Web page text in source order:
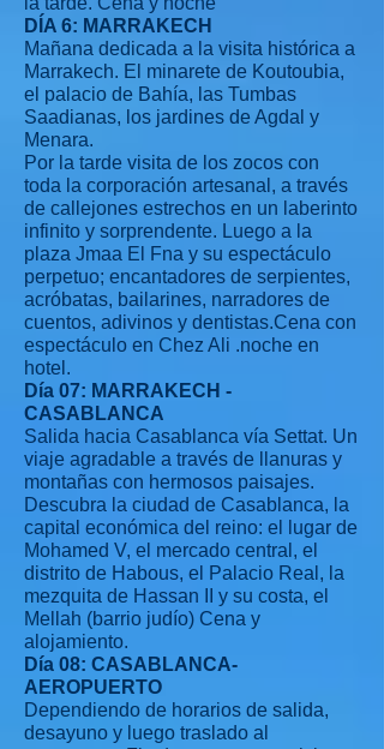
DÍA 6: MARRAKECH
Mañana dedicada a la visita histórica a
Marrakech. El minarete de Koutoubia,
el palacio de Bahía, las Tumbas
Saadianas, los jardines de Agdal y
Menara.
Por la tarde visita de los zocos con
toda la corporación artesanal, a través
de callejones estrechos en un laberinto
infinito y sorprendente. Luego a la
plaza Jmaa El Fna y su espectáculo
perpetuo; encantadores de serpientes,
acróbatas, bailarines, narradores de
cuentos, adivinos y dentistas.Cena con
espectáculo en Chez Ali .noche en
hotel.
Día 07: MARRAKECH -
CASABLANCA
Salida hacia Casablanca vía Settat. Un
viaje agradable a través de llanuras y
montañas con hermosos paisajes.
Descubra la ciudad de Casablanca, la
capital económica del reino: el lugar de
Mohamed V, el mercado central, el
distrito de Habous, el Palacio Real, la
mezquita de Hassan II y su costa, el
Mellah (barrio judío) Cena y
alojamiento.
Día 08: CASABLANCA-
AEROPUERTO
Dependiendo de horarios de salida,
desayuno y luego traslado al